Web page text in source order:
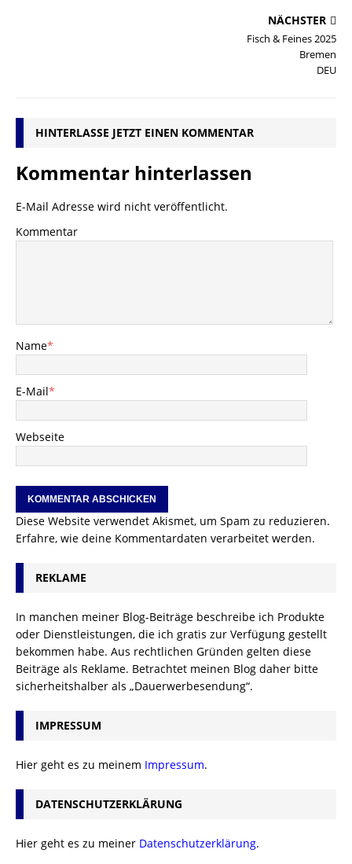
NÄCHSTER
Fisch & Feines 2025
Bremen
DEU
HINTERLASSE JETZT EINEN KOMMENTAR
Kommentar hinterlassen
E-Mail Adresse wird nicht veröffentlicht.
Kommentar
Name*
E-Mail*
Webseite
Diese Website verwendet Akismet, um Spam zu reduzieren.
Erfahre, wie deine Kommentardaten verarbeitet werden.
REKLAME
In manchen meiner Blog-Beiträge beschreibe ich Produkte
oder Dienstleistungen, die ich gratis zur Verfügung gestellt
bekommen habe. Aus rechtlichen Gründen gelten diese
Beiträge als Reklame. Betrachtet meinen Blog daher bitte
sicherheitshalber als „Dauerwerbesendung“.
IMPRESSUM
Hier geht es zu meinem Impressum.
DATENSCHUTZERKLÄRUNG
Hier geht es zu meiner Datenschutzerklärung.